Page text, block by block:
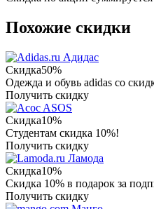
Похожие скидки
Адидас
Скидка50%
Одежда и обувь adidas со
Получить скидку
ASOS
Скидка10%
Студентам скидка 10%!
Получить скидку
Ламода
Скидка10%
Скидка 10% в подарок за
Получить скидку